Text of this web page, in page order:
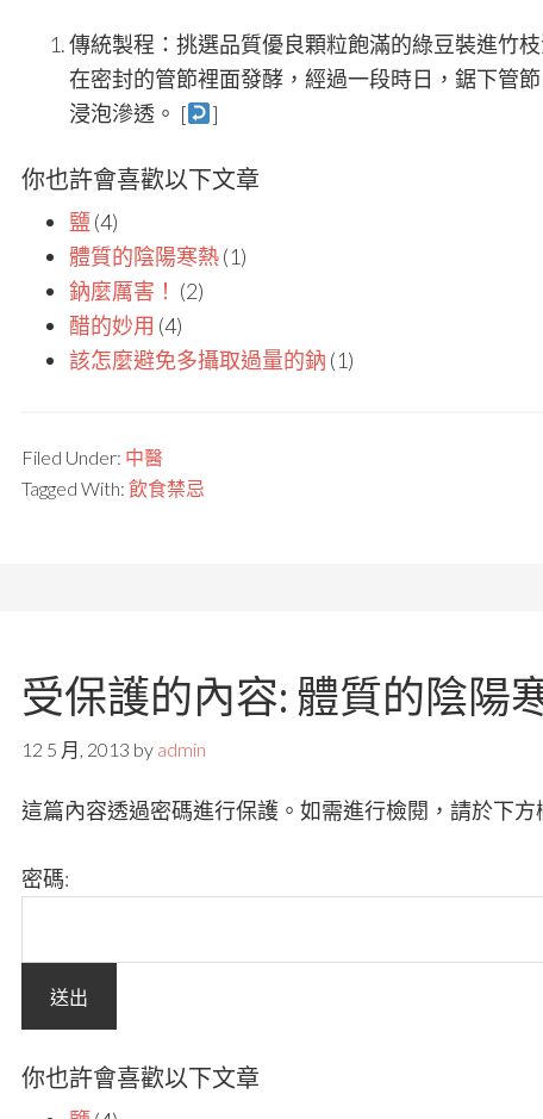
傳統製程：挑選品質優良顆粒飽滿的綠豆裝進竹
在密封的管節裡面發酵，經過一段時日，鋸下管
浸泡滲透。 [
]
你也許會喜歡以下文章
鹽(4)
體質的陰陽寒熱(1)
鈉麼厲害！ (2)
醋的妙用 (4)
該怎麼避免多攝取過量的鈉 (1)
Filed Under: 中醫
Tagged With: 飲食禁忌
受保護的內容: 體質的陰陽
12 5 月, 2013 by admin
這篇內容透過密碼進行保護。如需進行檢閱，請於下方
密碼:
你也許會喜歡以下文章